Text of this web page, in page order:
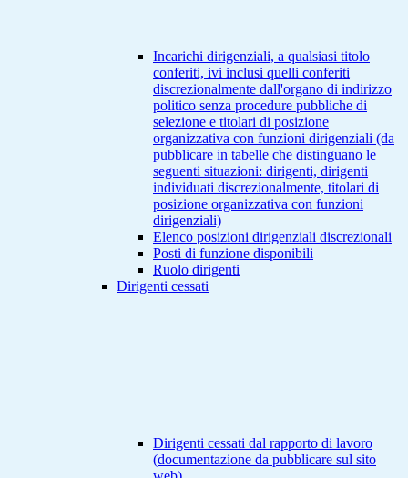
Incarichi dirigenziali, a qualsiasi titolo
conferiti, ivi inclusi quelli conferiti
discrezionalmente dall'organo di indirizzo
politico senza procedure pubbliche di
selezione e titolari di posizione
organizzativa con funzioni dirigenziali (da
pubblicare in tabelle che distinguano le
seguenti situazioni: dirigenti, dirigenti
individuati discrezionalmente, titolari di
posizione organizzativa con funzioni
dirigenziali)
Elenco posizioni dirigenziali discrezionali
Posti di funzione disponibili
Ruolo dirigenti
Dirigenti cessati
Dirigenti cessati dal rapporto di lavoro
(documentazione da pubblicare sul sito